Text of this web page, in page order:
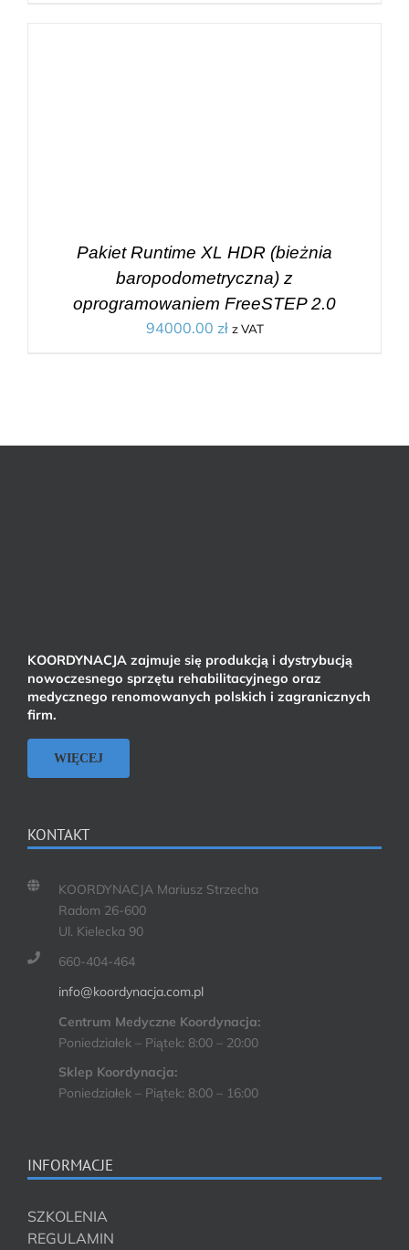
Pakiet Runtime XL HDR (bieżnia
baropodometryczna) z
oprogramowaniem FreeSTEP 2.0
94000.00 zł z VAT
KOORDYNACJA zajmuje się produkcją i dystrybucją
nowoczesnego sprzętu rehabilitacyjnego oraz
medycznego renomowanych polskich i zagranicznych
firm.
WIĘCEJ
KONTAKT
KOORDYNACJA Mariusz Strzecha
Radom 26-600
Ul. Kielecka 90
660-404-464
info@koordynacja.com.pl
Centrum Medyczne Koordynacja:
Poniedziałek – Piątek: 8:00 – 20:00
Sklep Koordynacja:
Poniedziałek – Piątek: 8:00 – 16:00
INFORMACJE
SZKOLENIA
REGULAMIN